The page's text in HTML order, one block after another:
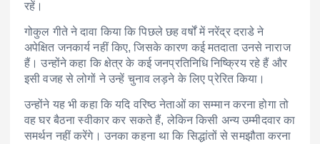
रहें।
गोकुल गीते ने दावा किया कि पिछले छह वर्षों में नरेंद्र दराडे ने
अपेक्षित जनकार्य नहीं किए, जिसके कारण कई मतदाता उनसे नाराज
हैं। उन्होंने कहा कि क्षेत्र के कई जनप्रतिनिधि निष्क्रिय रहे हैं और
इसी वजह से लोगों ने उन्हें चुनाव लड़ने के लिए प्रेरित किया।
उन्होंने यह भी कहा कि यदि वरिष्ठ नेताओं का सम्मान करना होगा तो
वह घर बैठना स्वीकार कर सकते हैं, लेकिन किसी अन्य उम्मीदवार का
समर्थन नहीं करेंगे। उनका कहना था कि सिद्धांतों से समझौता करना